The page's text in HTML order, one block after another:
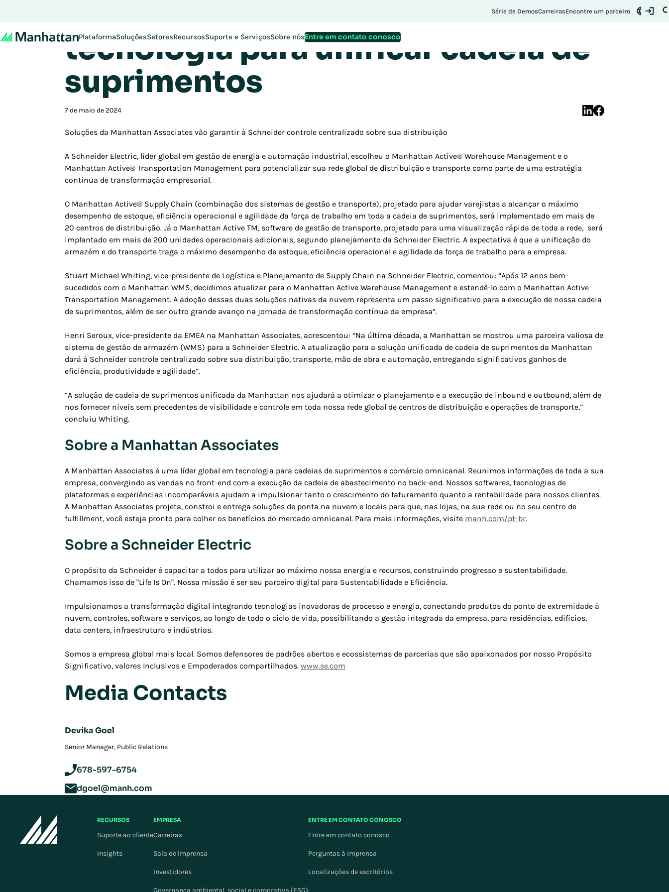
Série de DemosCarreirasEncontre um parceiro
PlataformaSoluçõesSetoresRecursosSuporte e ServiçosSobre nósEntre em contato conosco
Schneider Electric investe em
tecnologia para unificar cadeia de
suprimentos
7 de maio de 2024
Soluções da Manhattan Associates vão garantir à Schneider controle centralizado sobre sua distribuição
A Schneider Electric, líder global em gestão de energia e automação industrial, escolheu o Manhattan Active® Warehouse Management e o
Manhattan Active® Transportation Management para potencializar sua rede global de distribuição e transporte como parte de uma estratégia
contínua de transformação empresarial.
O Manhattan Active® Supply Chain (combinação dos sistemas de gestão e transporte), projetado para ajudar varejistas a alcançar o máximo
desempenho de estoque, eficiência operacional e agilidade da força de trabalho em toda a cadeia de suprimentos, será implementado em mais de
20 centros de distribuição. Já o Manhattan Active TM, software de gestão de transporte, projetado para uma visualização rápida de toda a rede, será
implantado em mais de 200 unidades operacionais adicionais, segundo planejamento da Schneider Electric. A expectativa é que a unificação do
armazém e do transporte traga o máximo desempenho de estoque, eficiência operacional e agilidade da força de trabalho para a empresa.
Stuart Michael Whiting, vice-presidente de Logística e Planejamento de Supply Chain na Schneider Electric, comentou: “Após 12 anos bem-
sucedidos com o Manhattan WMS, decidimos atualizar para o Manhattan Active Warehouse Management e estendê-lo com o Manhattan Active
Transportation Management. A adoção dessas duas soluções nativas da nuvem representa um passo significativo para a execução de nossa cadeia
de suprimentos, além de ser outro grande avanço na jornada de transformação contínua da empresa”.
Henri Seroux, vice-presidente da EMEA na Manhattan Associates, acrescentou: “Na última década, a Manhattan se mostrou uma parceira valiosa de
sistema de gestão de armazém (WMS) para a Schneider Electric. A atualização para a solução unificada de cadeia de suprimentos da Manhattan
dará à Schneider controle centralizado sobre sua distribuição, transporte, mão de obra e automação, entregando significativos ganhos de
eficiência, produtividade e agilidade”.
“A solução de cadeia de suprimentos unificada da Manhattan nos ajudará a otimizar o planejamento e a execução de inbound e outbound, além de
nos fornecer níveis sem precedentes de visibilidade e controle em toda nossa rede global de centros de distribuição e operações de transporte,”
concluiu Whiting.
Sobre a Manhattan Associates
A Manhattan Associates é uma líder global em tecnologia para cadeias de suprimentos e comércio omnicanal. Reunimos informações de toda a sua
empresa, convergindo as vendas no front-end com a execução da cadeia de abastecimento no back-end. Nossos softwares, tecnologias de
plataformas e experiências incomparáveis ajudam a impulsionar tanto o crescimento do faturamento quanto a rentabilidade para nossos clientes.
A Manhattan Associates projeta, constroi e entrega soluções de ponta na nuvem e locais para que, nas lojas, na sua rede ou no seu centro de
fulfillment, você esteja pronto para colher os benefícios do mercado omnicanal. Para mais informações, visite manh.com/pt-br.
Sobre a Schneider Electric
O propósito da Schneider é capacitar a todos para utilizar ao máximo nossa energia e recursos, construindo progresso e sustentabilidade.
Chamamos isso de "Life Is On". Nossa missão é ser seu parceiro digital para Sustentabilidade e Eficiência.
Impulsionamos a transformação digital integrando tecnologias inovadoras de processo e energia, conectando produtos do ponto de extremidade à
nuvem, controles, software e serviços, ao longo de todo o ciclo de vida, possibilitando a gestão integrada da empresa, para residências, edifícios,
data centers, infraestrutura e indústrias.
Somos a empresa global mais local. Somos defensores de padrões abertos e ecossistemas de parcerias que são apaixonados por nosso Propósito
Significativo, valores Inclusivos e Empoderados compartilhados. www.se.com
Media Contacts
Devika Goel
‪Senior Manager, Public Relations
678-597-6754
dgoel@manh.com
RECURSOS
Suporte ao cliente
Insights
EMPRESA
Carreiras
Sala de Imprensa
Investidores
Governança ambiental, social e corporativa (ESG)
ENTRE EM CONTATO CONOSCO
Entre em contato conosco
Perguntas à imprensa
Localizações de escritórios